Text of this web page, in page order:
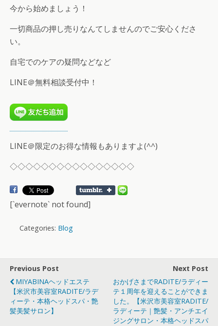
今から始めましょう！
一切商品の押し売りなんてしませんのでご安心くださ
い。
自宅でのケアの疑問などなど
LINE＠無料相談受付中！
LINE＠限定のお得な情報もありますよ(^^)
◇◇◇◇◇◇◇◇◇◇◇◇◇◇◇◇
[`evernote` not found]
Categories: Blog
Previous Post
MIYABINAヘッドエステ
【米沢市美容室RADITE/ラデ
ィーテ・本格ヘッドスパ・艶
髪美髪サロン】
Next Post
おかげさまでRADITE/ラディー
テ１周年を迎えることができま
した。【米沢市美容室RADITE/
ラディーテ｜艶髪・アンチエイ
ジングサロン・本格ヘッドスパ